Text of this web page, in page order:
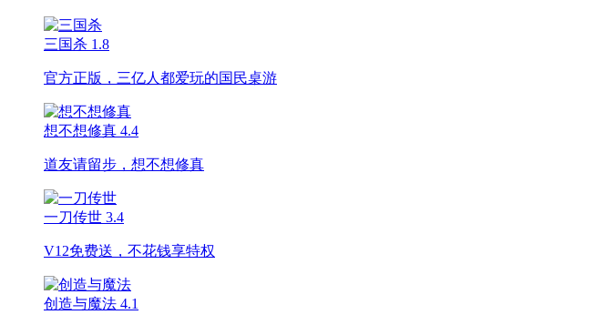
三国杀 1.8
官方正版，三亿人都爱玩的国民桌游
想不想修真 4.4
道友请留步，想不想修真
一刀传世 3.4
V12免费送，不花钱享特权
创造与魔法 4.1